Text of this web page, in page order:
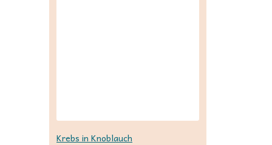
Krebs in Knoblauch